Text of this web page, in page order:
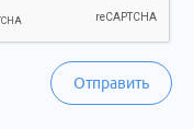
Отправить